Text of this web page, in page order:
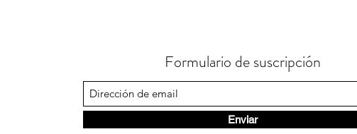
Formulario de suscripción
Enviar